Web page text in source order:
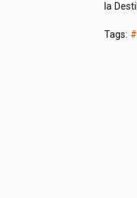
la
Tags: